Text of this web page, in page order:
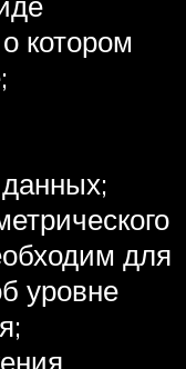
котором
для
уровне